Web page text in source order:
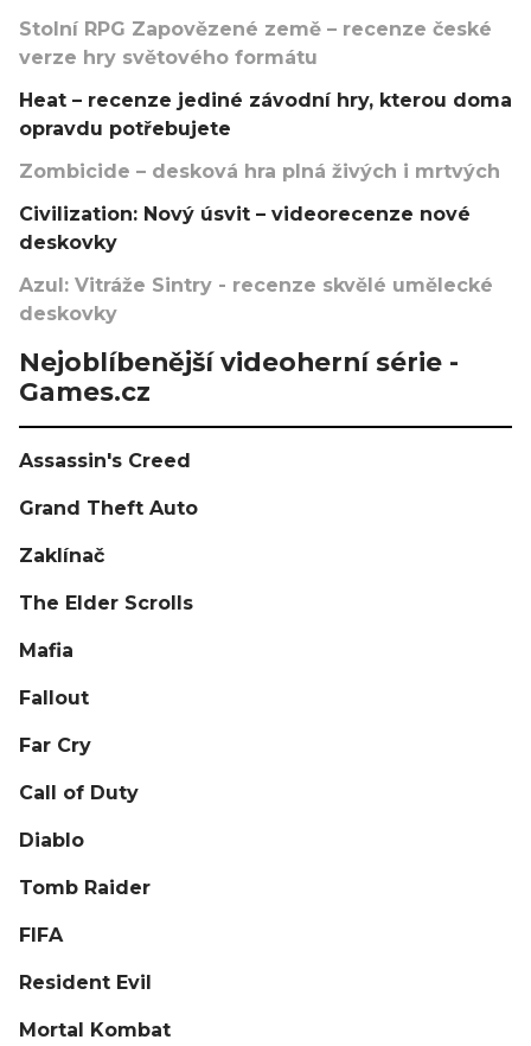
Stolní RPG Zapovězené země – recenze české
verze hry světového formátu
Heat – recenze jediné závodní hry, kterou doma
opravdu potřebujete
Zombicide – desková hra plná živých i mrtvých
Civilization: Nový úsvit – videorecenze nové
deskovky
Azul: Vitráže Sintry - recenze skvělé umělecké
deskovky
Nejoblíbenější videoherní série -
Games.cz
Assassin's Creed
Grand Theft Auto
Zaklínač
The Elder Scrolls
Mafia
Fallout
Far Cry
Call of Duty
Diablo
Tomb Raider
FIFA
Resident Evil
Mortal Kombat